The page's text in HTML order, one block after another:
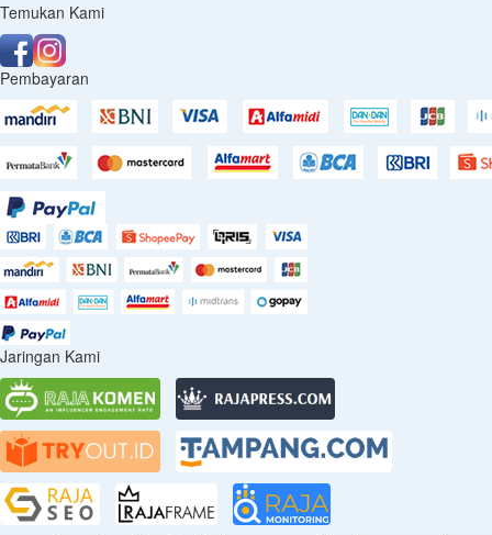
Temukan Kami
Pembayaran
Jaringan Kami